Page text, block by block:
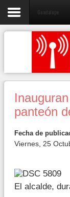
Guadalupe
panteón
Fecha de
Viernes, 25
El alcalde,